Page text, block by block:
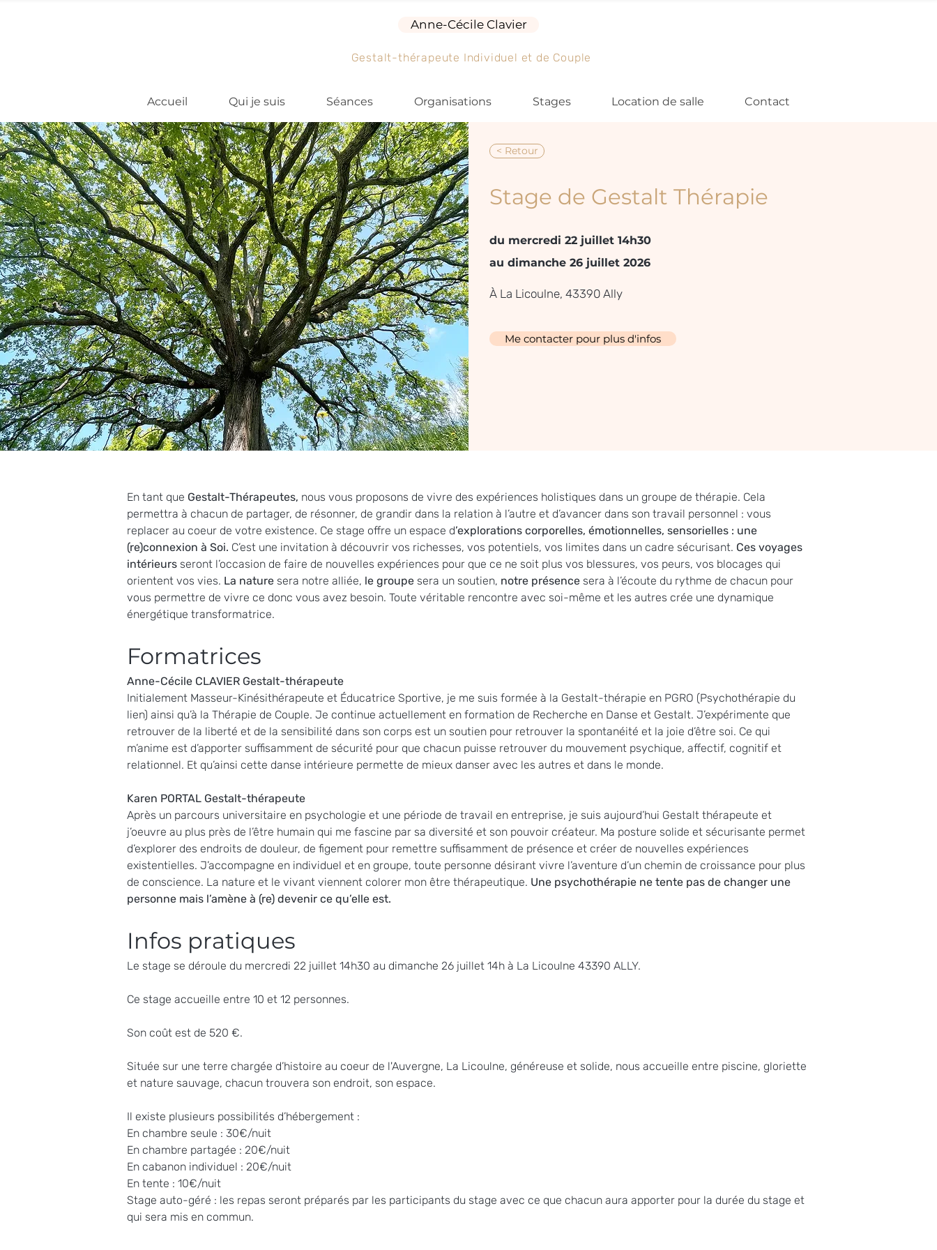
Anne-Cécile Clavier
Gestalt-thérapeute Individuel et de Couple
Accueil Qui je suis Séances Organisations Stages Location de salle Contact
< Retour
Stage de Gestalt Thérapie
du mercredi 22 juillet 14h30
au dimanche 26 juillet 2026
À La Licoulne, 43390 Ally
Me contacter pour plus d'infos
En tant que Gestalt-Thérapeutes, nous vous proposons de vivre des expériences holistiques dans un groupe de thérapie. Cela
permettra à chacun de partager, de résonner, de grandir dans la relation à l’autre et d’avancer dans son travail personnel : vous
replacer au coeur de votre existence. Ce stage offre un espace d’explorations corporelles, émotionnelles, sensorielles : une
(re)connexion à Soi. C’est une invitation à découvrir vos richesses, vos potentiels, vos limites dans un cadre sécurisant. Ces voyages
intérieurs seront l’occasion de faire de nouvelles expériences pour que ce ne soit plus vos blessures, vos peurs, vos blocages qui
orientent vos vies. La nature sera notre alliée, le groupe sera un soutien, notre présence sera à l’écoute du rythme de chacun pour
vous permettre de vivre ce donc vous avez besoin. Toute véritable rencontre avec soi-même et les autres crée une dynamique
énergétique transformatrice.
Formatrices
Anne-Cécile CLAVIER Gestalt-thérapeute
Initialement Masseur-Kinésithérapeute et Éducatrice Sportive, je me suis formée à la Gestalt-thérapie en PGRO (Psychothérapie du
lien) ainsi qu’à la Thérapie de Couple. Je continue actuellement en formation de Recherche en Danse et Gestalt. J’expérimente que
retrouver de la liberté et de la sensibilité dans son corps est un soutien pour retrouver la spontanéité et la joie d’être soi. Ce qui
m’anime est d’apporter suffisamment de sécurité pour que chacun puisse retrouver du mouvement psychique, affectif, cognitif et
relationnel. Et qu’ainsi cette danse intérieure permette de mieux danser avec les autres et dans le monde.
Karen PORTAL Gestalt-thérapeute
Après un parcours universitaire en psychologie et une période de travail en entreprise, je suis aujourd’hui Gestalt thérapeute et
j’oeuvre au plus près de l’être humain qui me fascine par sa diversité et son pouvoir créateur. Ma posture solide et sécurisante permet
d’explorer des endroits de douleur, de figement pour remettre suffisamment de présence et créer de nouvelles expériences
existentielles. J’accompagne en individuel et en groupe, toute personne désirant vivre l’aventure d’un chemin de croissance pour plus
de conscience. La nature et le vivant viennent colorer mon être thérapeutique. Une psychothérapie ne tente pas de changer une
personne mais l’amène à (re) devenir ce qu’elle est.
Infos pratiques
Le stage se déroule du mercredi 22 juillet 14h30 au dimanche 26 juillet 14h à La Licoulne 43390 ALLY.
Ce stage accueille entre 10 et 12 personnes.
Son coût est de 520 €.
Située sur une terre chargée d’histoire au coeur de l'Auvergne, La Licoulne, généreuse et solide, nous accueille entre piscine, gloriette
et nature sauvage, chacun trouvera son endroit, son espace.
Il existe plusieurs possibilités d’hébergement :
En chambre seule : 30€/nuit
En chambre partagée : 20€/nuit
En cabanon individuel : 20€/nuit
En tente : 10€/nuit
Stage auto-géré : les repas seront préparés par les participants du stage avec ce que chacun aura apporter pour la durée du stage et
qui sera mis en commun.